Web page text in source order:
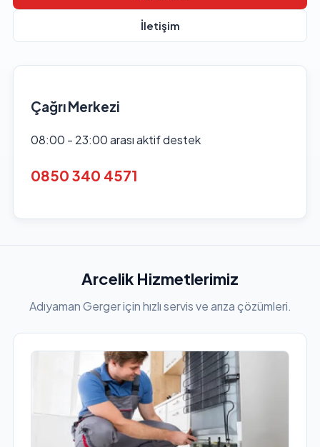
İletişim
Çağrı Merkezi
08:00 - 23:00 arası aktif destek
0850 340 4571
Arcelik Hizmetlerimiz
Adıyaman Gerger için hızlı servis ve arıza çözümleri.